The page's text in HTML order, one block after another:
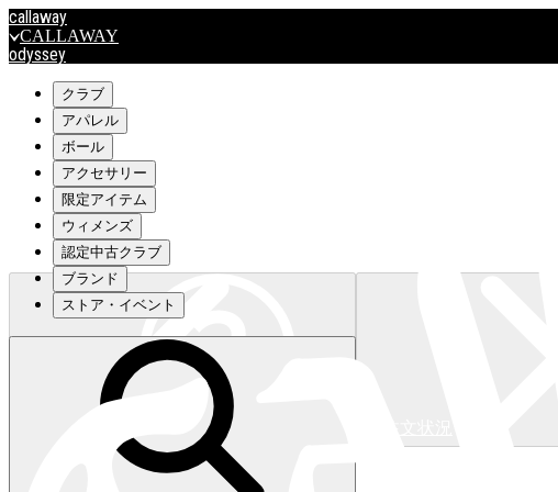
callaway
CALLAWAY
odyssey
travismathew
outlet
OUTLET
キャロウェイアパレルはこちら>>>
キャロウェイアパレルはこちら>>>
クラブ
アパレル
ボール
アクセサリー
限定アイテム
ウィメンズ
認定中古クラブ
ブランド
ストア・イベント